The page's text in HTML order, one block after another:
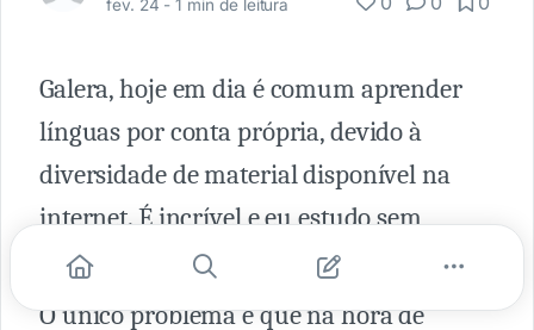
fev. 24 -1 min de leitura
Galera, hoje em dia é comum aprender
línguas por conta própria, devido à
diversidade de material disponível na
internet. É incrível e eu estudo sem
cursinho também!
O único problema é que na hora de